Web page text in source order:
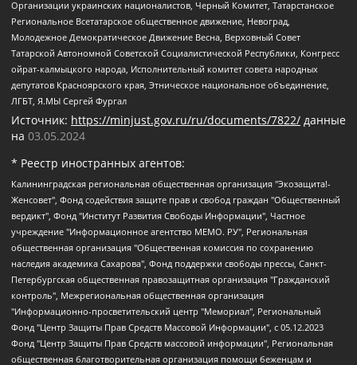
Организации украинских националистов, Черный Комитет, Татарстанское
Региональное Всетатарское общественное движение, Невоград,
Молодежное Демократическое Движение Весна, Верховный Совет
Татарской Автономной Советской Социалистической Республики, Конгресс
ойрат-калмыцкого народа, Исполнительный комитет совета народных
депутатов Красноярского края, Этническое национальное объединение,
ЛГБТ, Я.МЫ Сергей Фургал
Источник: https://minjust.gov.ru/ru/documents/7822/ данные
на 03.05.2024
* Реестр иностранных агентов:
Калининградская региональная общественная организация "Экозащита!-Женсовет", Фонд содействия защите прав и свобод граждан "Общественный вердикт", Фонд "Институт Развития Свободы Информации", Частное учреждение "Информационное агентство МЕМО. РУ", Региональная общественная организация "Общественная комиссия по сохранению наследия академика Сахарова", Фонд поддержки свободы прессы, Санкт-Петербургская общественная правозащитная организация "Гражданский контроль", Межрегиональная общественная организация "Информационно-просветительский центр "Мемориал", Региональный Фонд "Центр Защиты Прав Средств Массовой Информации", с 05.12.2023 Фонд "Центр Защиты Прав Средств массовой информации", Региональная общественная благотворительная организация помощи беженцам и мигрантам "Гражданское содействие", Негосударственное образовательное учреждение дополнительного профессионального образования (повышение квалификации) специалистов "АКАДЕМИЯ ПО ПРАВАМ ЧЕЛОВЕКА", Свердловская региональная общественная организация "Сутяжник", Автономная некоммерческая организация "Центр независимых социологических исследований", Союз общественных объединений "Российский исследовательский центр по правам человека", Региональное общественное учреждение научно-информационный центр "МЕМОРИАЛ", Некоммерческая организация "Фонд защиты гласности", Автономная некоммерческая организация "Институт прав человека", Городская общественная организация "Екатеринбургское общество "МЕМОРИАЛ", Городская общественная организация "Рязанское историко-просветительское и правозащитное общество "Мемориал" (Рязанский Мемориал), Челябинский региональный орган общественной самодеятельности – женское общественное объединение "Женщины Евразии", Челябинский региональный орган общественной самодеятельности "Уральская правозащитная группа", Фонд содействия защите здоровья и социальной справедливости имени Андрея Рылькова, Автономная Некоммерческая Организация "Аналитический Центр Юрия Левады", Автономная некоммерческая организация социальной поддержки населения "Проект Апрель", Региональная общественная организация помощи женщинам и детям, находящимся в кризисной ситуации "Информационно-методический центр "Анна", Фонд содействия развитию массовых коммуникаций и правовому просвещению "Так-так-Так", Фонд содействия устойчивому развитию "Серебряная тайга", Свердловский региональный общественный фонд социальных проектов "Новое время", "Idel.Реалии", Кавказ.Реалии, Крым.Реалии, Телеканал Настоящее Время, Татаро-башкирская служба Радио Свобода (Azatliq Radiosi), Радио Свободная Европа/Радио Свобода (PCE/PC), "Сибирь.Реалии", "Фактограф", Благотворительный фонд помощи осужденным и их семьям, Автономная некоммерческая организация "Институт глобализации и социальных движений", Фонд "В защиту прав заключенных", Частное учреждение "Центр поддержки и содействия развитию средств массовой информации", Пензенский региональный общественный благотворительный фонд "Гражданский союз", "Север.Реалии", Некоммерческая организация Фонд "Правовая инициатива", Общество с ограниченной ответственностью "Радио Свободная Европа/Радио Свобода", Чешское информационное агентство "MEDIUM-ORIENT", Красноярская региональная общественная организация "Мы против СПИДа", Камалягин Денис Николаевич, Маркелов Сергей Евгеньевич, Пономарев Лев Александрович, Савицкая Людмила Алексеевна, Автономная некоммерческая организация "Центр по работе с проблемой насилия "НАСИЛИЮ.НЕТ", Межрегиональный профессиональный союз работников здравоохранения "Альянс врачей", Юридическое лицо, зарегистрированное в Латвийской Республике, SIA "Medusa Project" (регистрационный номер 40103797863, дата регистрации 10.06.2014), Некоммерческая организация "Фонд по борьбе с коррупцией", Автономная некоммерческая организация "Институт права и публичной политики", Баданин Роман Сергеевич, Гликин Максим Александрович, Железнова Мария Михайловна, Лукьянова Юлия Сергеевна, Маетная Елизавета Витальевна, Маняхин Петр Борисович, Чуракова Ольга Владимировна, Ярош Юлия Петровна, Юридическое лицо "The Insider SIA", зарегистрированное в Риге, Латвийская Республика (дата регистрации 26.06.2015), являющееся администратором доменного имени интернет-издания "The Insider SIA", https://theins.ru, Постернак Алексей Евгеньевич, Рубин Михаил Аркадьевич, Анин Роман Александрович, Юридическое лицо Istories fonds, зарегистрированное в Латвийской Республике (регистрационный номер 50008295751, дата регистрации 24.02.2020), Великовский Дмитрий Александрович, Долинина Ирина Николаевна, Мароховская Алеся Алексеевна, Шлейнов Роман Юрьевич, Шмагун Олеся Валентиновна, Общество с ограниченной ответственностью "Альтаир 2021", Общество с ограниченной ответственностью "Вега 2021", Общество с ограниченной ответственностью "Главный редактор 2021", Общество с ограниченной ответственностью "Ромашки монолит", Важенков Артем Валерьевич, Ивановская областная общественная организация "Центр гендерных исследований", Гурман Юрий Альбертович, Медиапроект "ОВД-Инфо", Егоров Владимир Владимирович, Жилинский Владимир Александрович, Общество с ограниченной ответственностью "ЗП", Иванова София Юрьевна, Карезина Инна Павловна, Кильтау Екатерина Викторовна, Петров Алексей Викторович, Пискунов Сергей Евгеньевич, Смирнов Сергей Сергеевич, Тихонов Михаил Сергеевич, Общество с ограниченной ответственностью "ЖУРНАЛИСТ-ИНОСТРАННЫЙ АГЕНТ", Арапова Галина Юрьевна, Вольтская Татьяна Анатольевна, Американская компания "Mason G.E.S. Anonymous Foundation" (США), являющаяся владельцем интернет-издания https://mnews.world/, Компания "Stichting Bellingcat", зарегистрированная в Нидерландах (дата регистрации 11.07.2018), Захаров Андрей Вячеславович, Клепиковская Екатерина Дмитриевна, Общество с ограниченной ответственностью "МЕМО", Перл Роман Александрович, Симонов Евгений Алексеевич, Соловьева Елена Анатольевна, Сотников Даниил Владимирович, Сурначева Елизавета Дмитриевна, Автономная некоммерческая организация по защите прав человека и информированию населения "Якутия – Наше Мнение", Общество с ограниченной ответственностью "Москоу диджитал медиа", с 26.01.2023 Общество с ограниченной ответственностью "Чайка Белые сады", Ветошкина Валерия Валерьевна, Заговора Максим Александрович, Межрегиональное общественное движение "Российская ЛГБТ - сеть", Оленичев Максим Владимирович, Павлов Иван Юрьевич, Скворцова Елена Сергеевна, Общество с ограниченной ответственностью "Как бы инагент", Кочетков Игорь Викторович, Общество с ограниченной ответственностью "Честные выборы", Еланчик Олег Александрович, Общество с ограниченной ответственностью "Нобелевский призыв", Гималова Регина Эмилевна, Григорьев Андрей Валерьевич, Григорьева Алина Александровна, Ассоциация по содействию защите прав призывников, альтернативнослужащих и военнослужащих "Правозащитная группа "Гражданин.Армия.Право", Хисамова Регина Фаритовна, Автономная некоммерческая организация по реализации социально-правовых программ "Лилит", Дальневосточное общественное движение "Маяк", Санкт-Петербургская ЛГБТ-инициативная группа "Выход", Инициативная группа ЛГБТ+ "Реверс", Алексеев Андрей Викторович, Бекбулатова Таисия Львовна, Беляев Иван Михайлович, Владыкина Елена Сергеевна, Гельман Марат Александрович, Никульшина Вероника Юрьевна, Толоконникова Надежда Андреевна, Шендерович Виктор Анатольевич, Общество с ограниченной ответственностью "Данное сообщение", Общество с ограниченной ответственностью Издательский дом "Новая глава", Айнбиндер Александра Александровна, Московский комьюнити-центр для ЛГБТ+инициатив, Благотворительный фонд развития филантропии, Deutsche Welle (Германия, Kurt-Schumacher-Strasse 3, 53113 Bonn), Борзунова Мария Михайловна, Воробьев Виктор Викторович, Голубева Анна Львовна, Константинова Алла Михайловна, Малкова Ирина Владимировна, Мурадов Мурад Абдулгалимович, Осетинская Елизавета Николаевна, Понасенков Евгений Николаевич, Ганапольский Матвей Юрьевич, Киселев Евгений Алексеевич, Борухович Ирина Григорьевна, Дремин Иван Тимофеевич, Дубровский Дмитрий Викторович, Красноярская региональная общественная организация поддержки и развития альтернативных образовательных технологий и межкультурных коммуникаций "ИНТЕРРА", Маяковская Екатерина Алексеевна, Фейгин Марк Захарович, Филимонов Андрей Викторович, Дзугкоева Регина Николаевна, Доброхотов Роман Александрович, Дудь Юрий Александрович, Елкин Сергей Владимирович, Кругликов Кирилл Игоревич, Сабунаева Мария Леонидовна, Семенов Алексей Владимирович, Шаинян Карен Багратович, Шульман Екатерина Михайловна, Асафьев Артур Валерьевич, Вахштайн Виктор Семенович, Венедиктов Алексей Алексеевич, Лушникова Екатерина Евгеньевна, Волков Леонид Михайлович, Невзоров Александр Глебович, Пархоменко Сергей Борисович, Сироткин Ярослав Николаевич, Кара-Мурза Владимир Владимирович, Баранова Наталья Владимировна, Гозман Леонид Яковлевич, Кагарлицкий Борис Юльевич, Климарев Михаил Валерьевич, Милов Владимир Станиславович, Автономная некоммерческая организация Краснодарский центр современного искусства "Типография", Моргенштерн Алишер Тагирович, Соболь Любовь Эдуардовна, Общество с ограниченной ответственностью "ЛИЗА НОРМ", Каспаров Гарри Кимович, Ходорковский Михаил Борисович, Общество с ограниченной ответственностью "Апрельские тезисы", Данилович Ирина Брониславовна, Кашин Олег Владимирович, Петров Николай Владимирович, Пивоваров Алексей Владимирович, Соколов Михаил Владимирович, Цветкова Юлия Владимировна, Чичваркин Евгений Александрович, Комитет против пыток/Команда против пыток, Общество с ограниченной ответственностью "Первый научный", Общество с ограниченной ответственностью "Вертолет и ко", Белоцерковская Вероника Борисовна, Кац Максим Евгеньевич, Лазарева Татьяна Юрьевна, Шаведдинов Руслан Табризович, Яшин Илья Валерьевич, Общество с ограниченной ответственностью "Иноагент ААВ", Алешковский Дмитрий Петрович, Альбац Евгения Марковна, Быков Дмитрий Львович, Галямина Юлия Евгеньевна, Лойко Сергей Леонидович, Мартынов Кирилл Константинович, Медведев Сергей Александрович, Крашенинников Федор Геннадиевич, Гордеева Катерина Вл